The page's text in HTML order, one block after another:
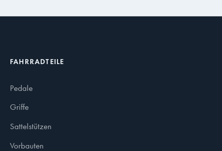
FAHRRADTEILE
Pedale
Griffe
Sattelstützen
Vorbauten